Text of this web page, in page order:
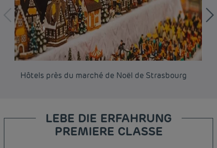
Hôtels près du marché de Noël de Strasbourg
LEBE DIE ERFAHRUNG
PREMIERE CLASSE